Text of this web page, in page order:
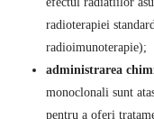
radioterapiei
radioimunoterapie);
administrarea
monoclonali sunt
pentru a oferi